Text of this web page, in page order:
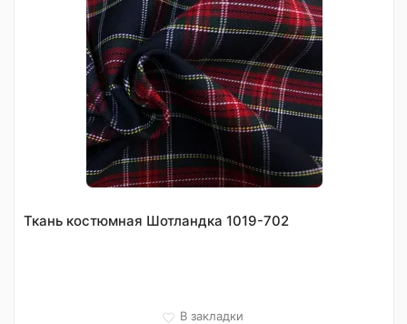
Ткань костюмная Шотландка 1019-702
В закладки